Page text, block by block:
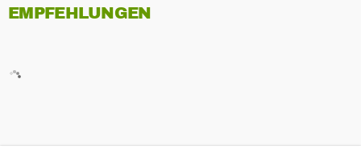
EMPFEHLUNGEN